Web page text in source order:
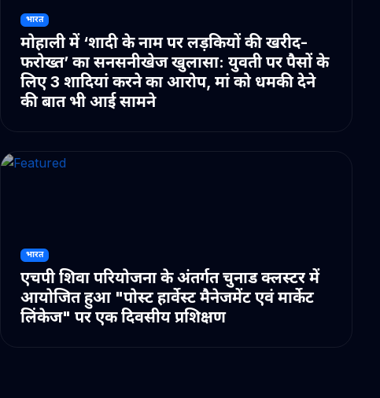
भारत
मोहाली में ‘शादी के नाम पर लड़कियों की खरीद-
फरोख्त’ का सनसनीखेज खुलासा: युवती पर पैसों के
लिए 3 शादियां करने का आरोप, मां को धमकी देने
की बात भी आई सामने
भारत
एचपी शिवा परियोजना के अंतर्गत चुनाड क्लस्टर में
आयोजित हुआ "पोस्ट हार्वेस्ट मैनेजमेंट एवं मार्केट
लिंकेज" पर एक दिवसीय प्रशिक्षण